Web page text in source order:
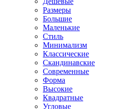
Размеры
Большие
Маленькие
Стиль
Минимализм
Классические
Скандинавские
Современные
Форма
Высокие
Квадратные
Угловые